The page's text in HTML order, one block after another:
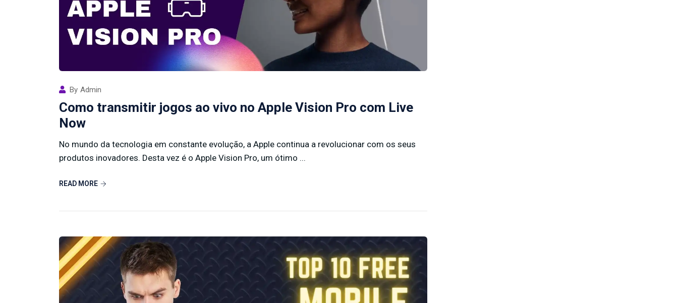
By Admin
Como transmitir jogos ao vivo no Apple Vision Pro com Live
Now
No mundo da tecnologia em constante evolução, a Apple continua a revolucionar com os seus
produtos inovadores. Desta vez é o Apple Vision Pro, um ótimo ...
READ MORE